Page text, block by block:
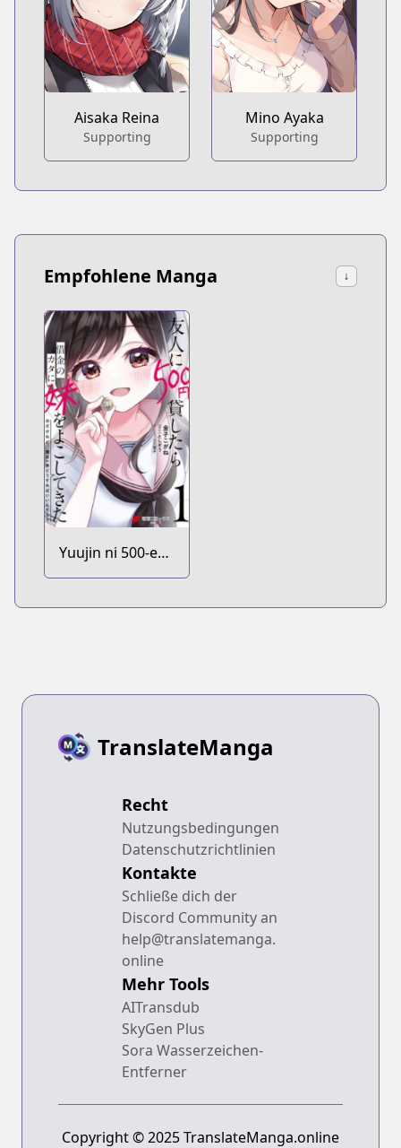
Aisaka Reina
Supporting
Mino Ayaka
Supporting
Empfohlene Manga ↓
Yuujin ni 500-en
Kashitara
TranslateManga
Recht
Nutzungsbedingungen
Datenschutzrichtlinien
Kontakte
Schließe dich der
Discord Community an
help@translatemanga.
online
Mehr Tools
AITransdub
SkyGen Plus
Sora Wasserzeichen-
Entferner
Copyright © 2025 TranslateManga.online